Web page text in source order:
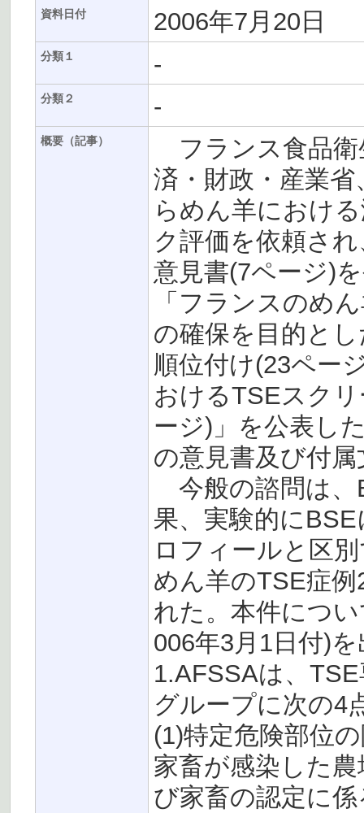
資料日付 2006年7月20日
分類１ -
分類２ -
概要（記事）
フランス食品衛
済・財政・産業
らめん羊におけ
ク評価を依頼さ
意見書(7ページ)
「フランスのめ
の確保を目的と
順位付け(23ペー
おけるTSEスク
ージ)」を公表し
の意見書及び付
今般の諮問は、
果、実験的に
ロフィールと区
めん羊のTSE症
れた。本件につ
006年3月1日付)
1.AFSSAは、
グループに次の4
(1)特定危険部位
家畜が感染した
び家畜の認定に